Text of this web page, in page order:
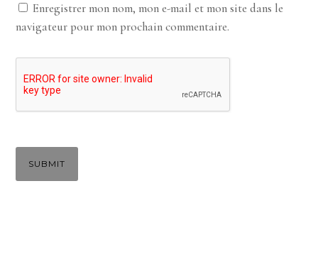
Enregistrer mon nom, mon e-mail et mon site dans le
navigateur pour mon prochain commentaire.